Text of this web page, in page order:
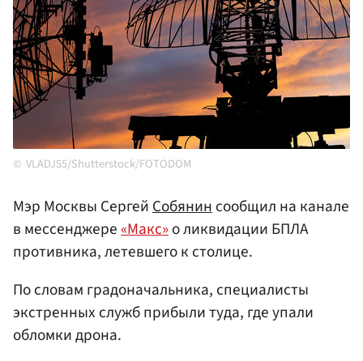
VLADJ55/Shutterstock/FOTODOM
Мэр Москвы СергейСобянинсообщил на канале
в мессенджере«Макс»о ликвидации БПЛА
противника, летевшего к столице.
По словам градоначальника, специалисты
экстренных служб прибыли туда, где упали
обломки дрона.